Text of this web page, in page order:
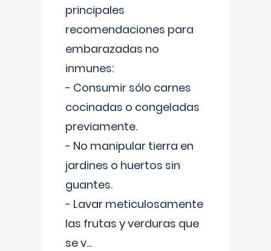
principales
recomendaciones para
embarazadas no
inmunes:
- Consumir sólo carnes
cocinadas o congeladas
previamente.
- No manipular tierra en
jardines o huertos sin
guantes.
- Lavar meticulosamente
las frutas y verduras que
se v...